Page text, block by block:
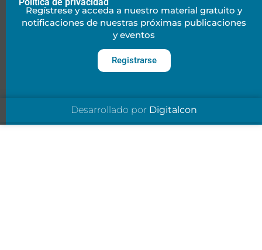
Regístrese y acceda a nuestro material gratuito y
notificaciones de nuestras próximas publicaciones
y eventos
Registrarse
Desarrollado por Digitalcon